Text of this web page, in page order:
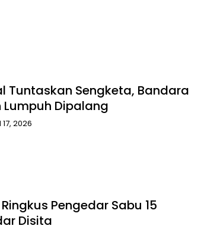
Tuntaskan Sengketa, Bandara
Lumpuh Dipalang
2026
Pengedar Sabu 15
Disita